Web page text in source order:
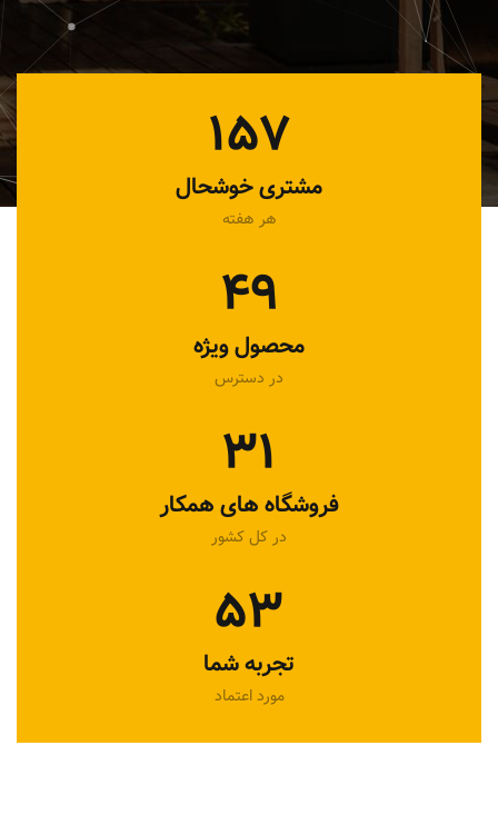
157
مشتری خوشحال
هر هفته
49
محصول ویژه
در دسترس
31
فروشگاه های همکار
در کل کشور
53
تجربه شما
مورد اعتماد